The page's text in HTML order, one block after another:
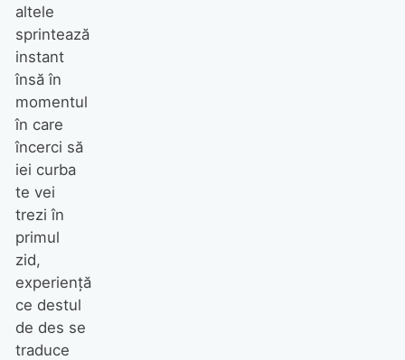
altele
sprintează
instant
însă în
momentul
în care
încerci să
iei curba
te vei
trezi în
primul
zid,
experienţă
ce destul
de des se
traduce